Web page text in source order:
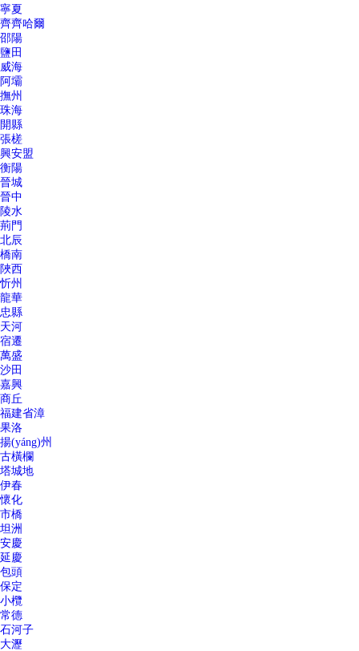
寧夏
齊齊哈爾
邵陽
鹽田
威海
阿壩
撫州
珠海
開縣
張槎
興安盟
衡陽
晉城
晉中
陵水
荊門
北辰
橋南
陜西
忻州
龍華
忠縣
天河
宿遷
萬盛
沙田
嘉興
商丘
福建省漳
果洛
揚(yáng)州
古橫欄
塔城地
伊春
懷化
市橋
坦洲
安慶
延慶
包頭
保定
小欖
常德
石河子
大瀝